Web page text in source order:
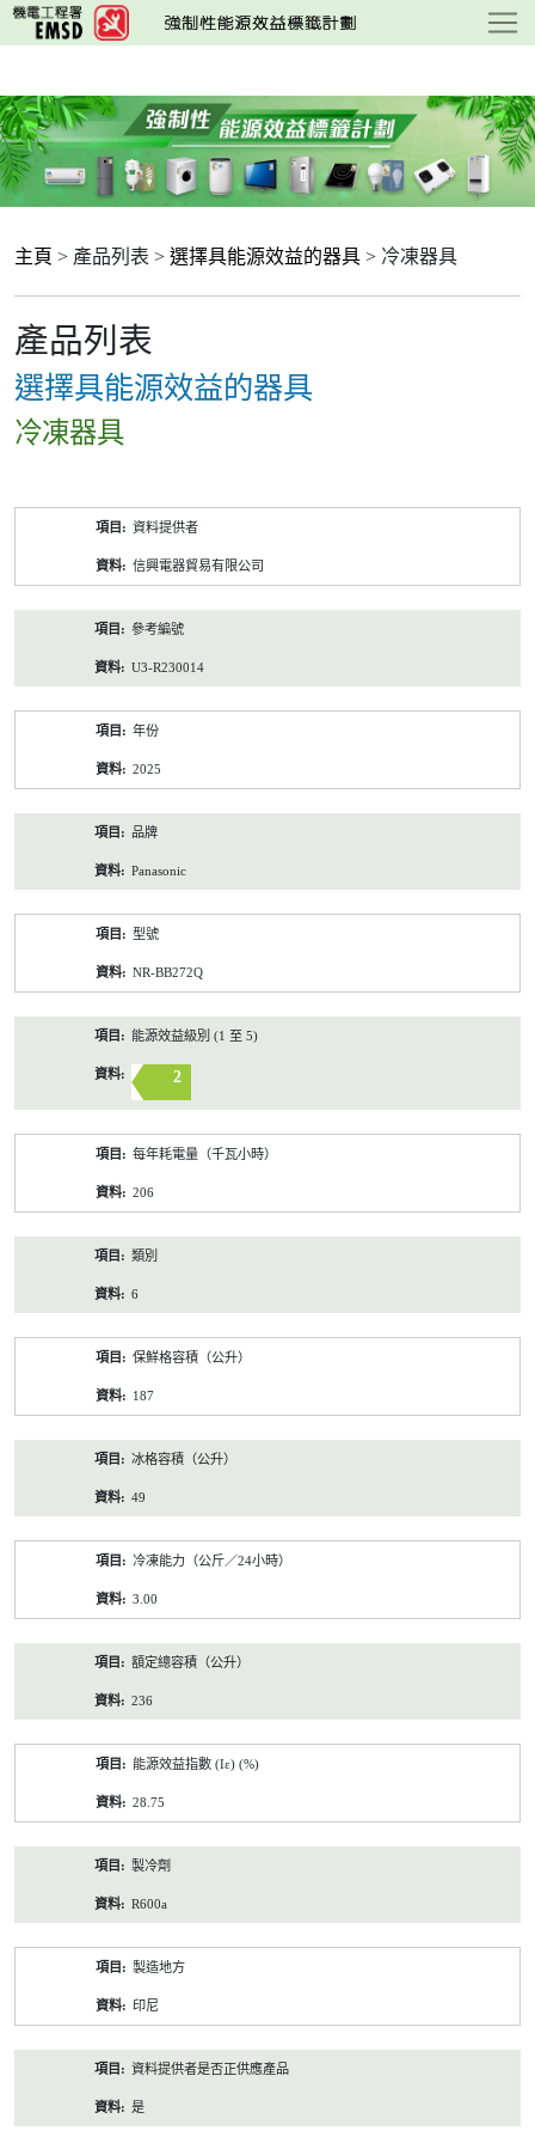
跳
至
要
內
容
主頁 > 產品列表 > 選擇具能源效益的器具 > 冷凍器具
產品列表
選擇具能源效益的器具
冷凍器具
資料提供者
信興電器貿易有限公司
參考編號
U3-R230014
年份
2025
品牌
Panasonic
型號
NR-BB272Q
能源效益級別 (1 至 5)
2
每年耗電量（千瓦小時）
206
類別
6
保鮮格容積（公升）
187
冰格容積（公升）
49
冷凍能力（公斤／24小時）
3.00
額定總容積（公升）
236
能源效益指數 (Iε) (%)
28.75
製冷劑
R600a
製造地方
印尼
資料提供者是否正供應產品
是